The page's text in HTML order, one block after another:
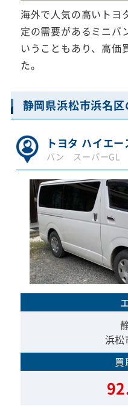
海外で人気の高いトヨ
定の需要があるミニバ
いうこともあり、高価
た。
静岡県浜松市浜名
トヨタ ハイエー
バン スーパーGL
浜松